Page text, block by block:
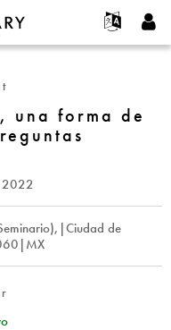
de passe
una forma de
2022
de